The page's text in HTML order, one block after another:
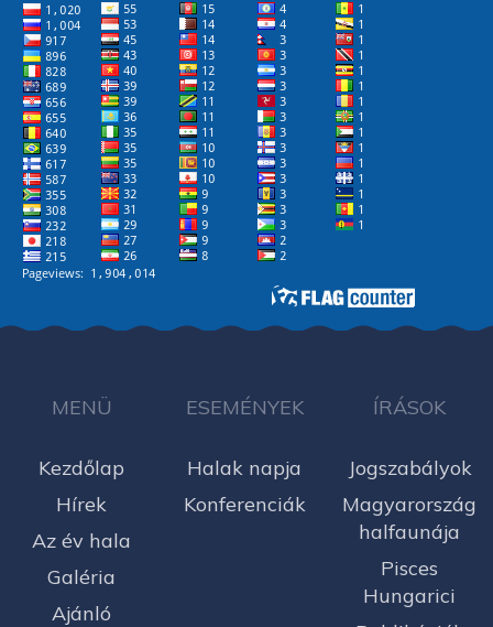
MENÜ
Kezdőlap
Hírek
Az év hala
Galéria
Ajánló
ESEMÉNYEK
Halak napja
Konferenciák
ÍRÁSOK
Jogszabályok
Magyarország
halfaunája
Pisces
Hungarici